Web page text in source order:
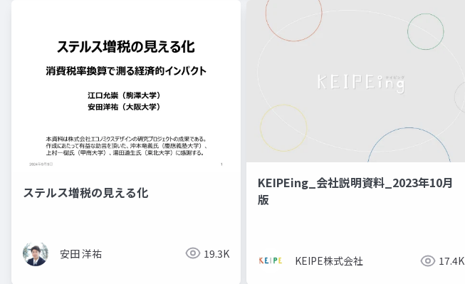
ステルス増税の見える化
安田 洋祐 19.3K
KEIPEing_会社説明資料_2023年10月
版
KEIPE株式会社 17.4K